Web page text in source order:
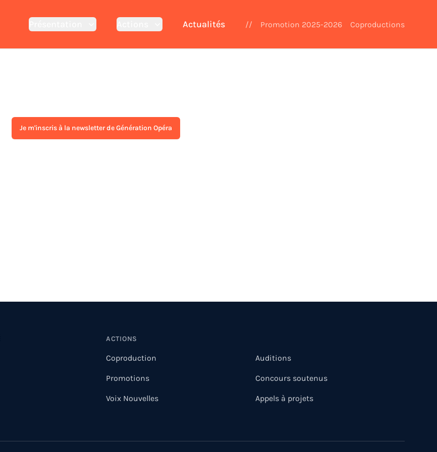
Actualités // Promotion 2025-2026 Coproductions
Je m'inscris à la newsletter de Génération Opéra
ACTIONS
Coproduction Auditions
Promotions Concours soutenus
Voix Nouvelles Appels à projets